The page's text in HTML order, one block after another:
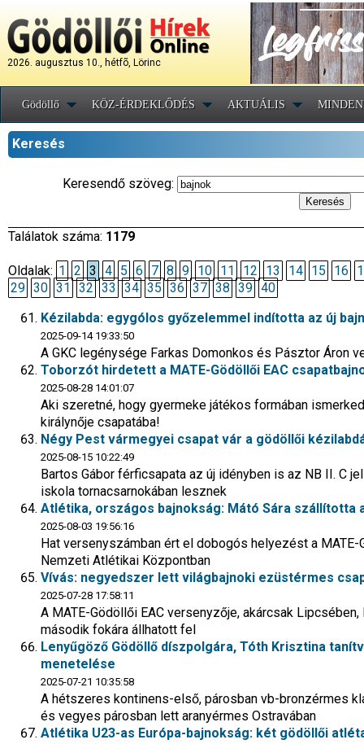
2026. augusztus 10., hétfõ, Lörinc
Gödöllő KÖZ-ÉRDEKLŐDÉS AKTUÁLIS
Keresés
Keresendő szöveg:
Találatok száma: 1179
Oldalak: 1 2 3 4 5 6 7 8 9 10 11 12 13 14 15 16
29 30 31 32 33 34 35 36 37 38 39 40
Kézilabda: egygólos győzelemmel indította az új
2025-09-14 19:33:50
A GKC legénysége Farkas Domonkos és Pásztor Áron
Toborzót hirdetett a MATE-Gödöllői EAC
2025-08-28 14:01:07
Aki szeretné, hogy gyermeke játékos formában
királynője csapatába!
Négy Pest vármegyei csapat vár a gödöllői
2025-08-15 10:22:49
Bartos Gábor férficsapata az új idényben is az NB II. C
iskola tornacsarnokában lesznek
Atlétika, országos bajnokság: Mátó Sára szállította
2025-08-03 19:56:16
Hat versenyszámban ért el dobogós helyezést a
Nemzeti Atlétikai Központban
Vívás: negyedszer lett világbajnoki ezüstérmes
2025-07-28 17:58:11
A MATE-Gödöllői EAC versenyzője, akárcsak
második fokára állhatott fel
Lenyűgöző Gödöllő díszpolgára, Tóth Krisztina
menetelése
2025-07-21 10:35:58
A hétszeres kontinens-első, párosban vb-bronzérmes
és vegyes párosban lett aranyérmes Ostravában
Atlétika U23-as Európa-bajnokság: két gödöllői